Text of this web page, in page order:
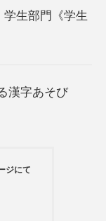
生部門《学生
漢字あそび
ジにて